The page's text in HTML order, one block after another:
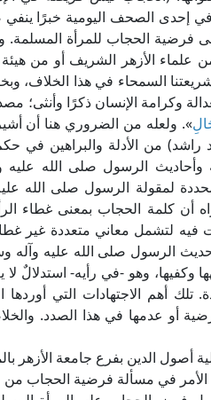
في إحدى الصحف اليومية خبرًا
فرضية الحجاب للمرأة المسلمة.
علماء الأزهر الشريف أو من
السمحاء في هذا الخلاف،
وكرامة الإنسان ذكرًا وأنثى؛
». ولعله من الضروري هنا أن
من الأدلة والبراهين في
وأحاديث الرسول صلى الله
لمقولة الرسول صلى الله
أن كلمة الحجاب بمعنى غطاء
فيه لتشمل معاني متعددة غير
الرسول صلى الله عليه وآله
وهو -في رأيه- استدلالٌ لا
تلك أهم الاجتهادات التي
أو عدمها في هذا الصدد.
أصول الدين بفرع جامعة الأزهر
الأمر في مسألة فرضية الحجاب